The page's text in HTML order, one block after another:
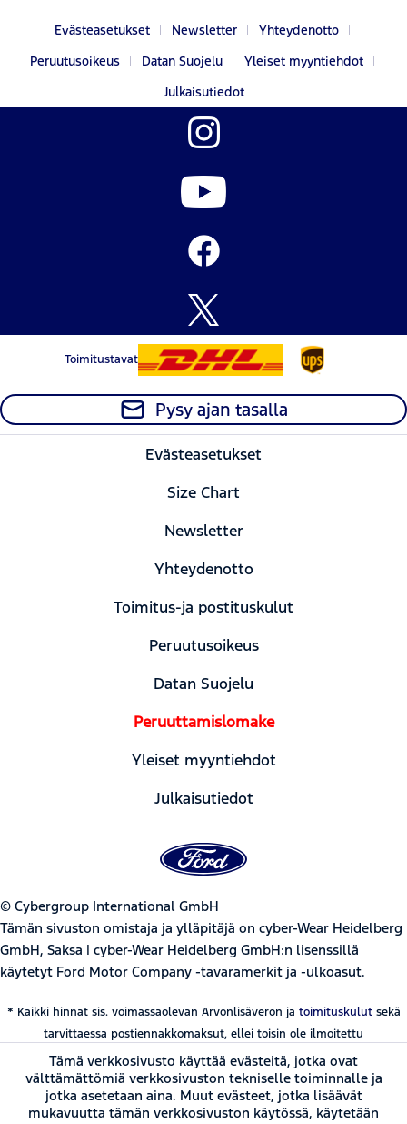
Evästeasetukset Newsletter
Yhteydenotto
Peruutusoikeus
Datan Suojelu
Yleiset myyntiehdot
Julkaisutiedot
Toimitustavat
Pysy ajan tasalla
Evästeasetukset
Size Chart
Newsletter
Yhteydenotto
Toimitus-ja postituskulut
Peruutusoikeus
Datan Suojelu
Peruuttamislomake
Yleiset myyntiehdot
Julkaisutiedot
© Cybergroup International GmbH
Tämän sivuston omistaja ja ylläpitäjä on cyber-Wear Heidelberg
GmbH, Saksa | cyber-Wear Heidelberg GmbH:n lisenssillä
käytetyt Ford Motor Company -tavaramerkit ja -ulkoasut.
* Kaikki hinnat sis. voimassaolevan Arvonlisäveron ja toimituskulutsekä
tarvittaessa postiennakkomaksut, ellei toisin ole ilmoitettu
Tämä verkkosivusto käyttää evästeitä, jotka ovat
välttämättömiä verkkosivuston tekniselle toiminnalle ja
jotka asetetaan aina. Muut evästeet, jotka lisäävät
mukavuutta tämän verkkosivuston käytössä, käytetään